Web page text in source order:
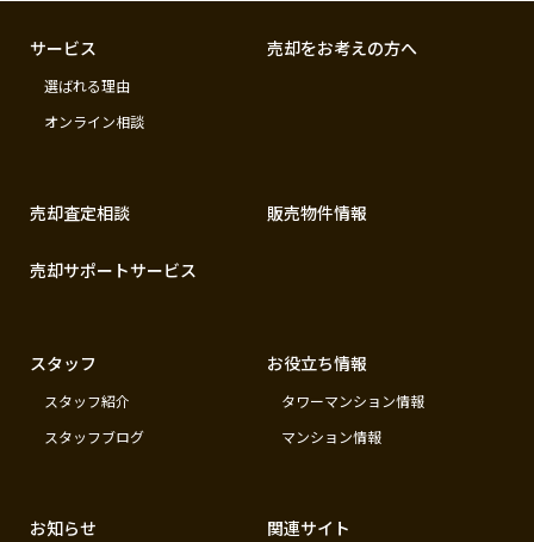
サービス
選ばれる理由
オンライン相談
売却をお考えの方へ
売却査定相談
売却サポートサービス
販売物件情報
スタッフ
スタッフ紹介
スタッフブログ
お役立ち情報
タワーマンション情報
マンション情報
お知らせ 関連サイト